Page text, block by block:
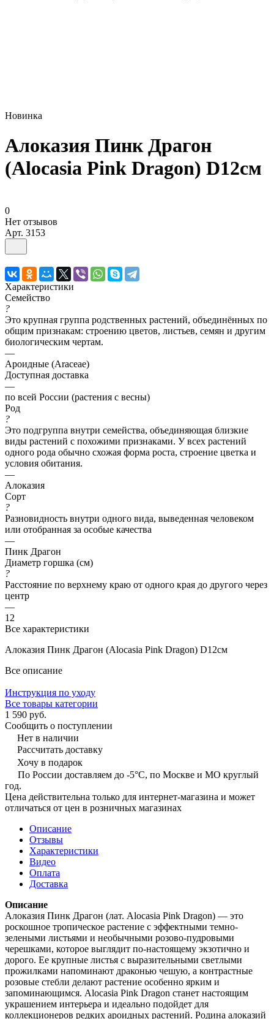
Новинка
Алоказия Пинк Драгон
(Alocasia Pink Dragon) D12см
0
Нет отзывов
Арт. 3153
Характеристики
Семейство
?
Это крупная группа родственных растений, объединённых по
общим признакам: строению цветов, листьев, семян и другим
биологическим чертам.
—
Ароидные (Araceae)
Доступная доставка
—
по всей России (растения с весны)
Род
?
Это подгруппа внутри семейства, объединяющая близкие
виды растений с похожими признаками. У всех растений
одного рода обычно схожая форма роста, строение цветка и
условия обитания.
—
Алоказия
Сорт
?
Разновидность внутри одного вида, выведенная человеком
или отобранная за особые качества
—
Пинк Драгон
Диаметр горшка (см)
?
Расстояние по верхнему краю от одного края до другого через
центр
—
12
Все характеристики
Алоказия Пинк Драгон (Alocasia Pink Dragon) D12см
Все описание
Инструкция по уходу
Все товары категории
1 590 руб.
Сообщить о поступлении
Нет в наличии
Рассчитать доставку
Хочу в подарок
По России доставляем до -5°C, по Москве и МО круглый
год.
Цена действительна только для интернет-магазина и может
отличаться от цен в розничных магазинах
Описание
Отзывы
Характеристики
Видео
Оплата
Доставка
Описание
Алоказия Пинк Драгон (лат. Alocasia Pink Dragon) — это
роскошное тропическое растение с эффектными темно-
зелеными листьями и необычными розово-пудровыми
черешками, которое выглядит по-настоящему экзотично и
дорого. Ее крупные листья с выразительными светлыми
прожилками напоминают драконью чешую, а контрастные
розовые стебли делают растение особенно ярким и
запоминающимся. Alocasia Pink Dragon станет настоящим
украшением интерьера и идеально подойдет для
коллекционеров редких ароидных растений. Родина алоказий